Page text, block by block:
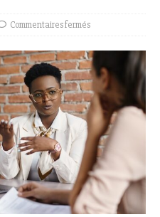
Commentaires fermés